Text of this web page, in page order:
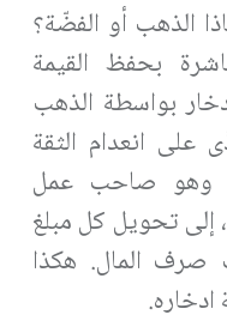
الذهب أو الفضّة؟
بحفظ القيمة
بواسطة الذهب
انعدام الثقة
وهو صاحب عمل
تحويل كل مبلغ
صرف المال. هكذا